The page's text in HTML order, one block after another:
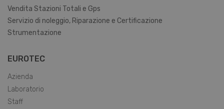
Vendita Stazioni Totali e Gps
Servizio di noleggio, Riparazione e Certificazione
Strumentazione
EUROTEC
Azienda
Laboratorio
Staff